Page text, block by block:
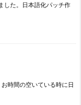
した。日本語化パッチ作
時間の空いている時に日